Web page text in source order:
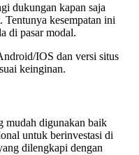
dukungan kapan saja
kesempatan ini
di pasar modal.
IOS dan versi situs
keinginan.
mudah digunakan baik
untuk berinvestasi di
dilengkapi dengan